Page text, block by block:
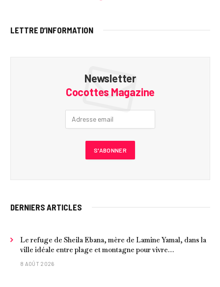
LETTRE D’INFORMATION
Newsletter
Cocottes Magazine
DERNIERS ARTICLES
Le refuge de Sheila Ebana, mère de Lamine Yamal, dans la
ville idéale entre plage et montagne pour vivre
tranquillement près de Barcelone
8 AOÛT 2026